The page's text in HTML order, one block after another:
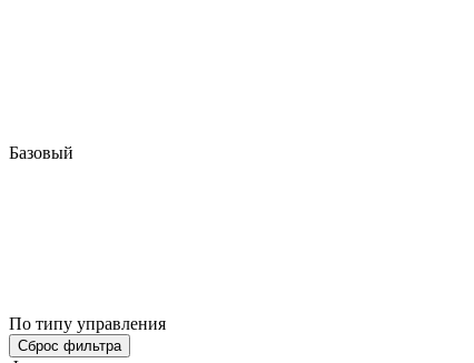
Базовый
По типу управления
Сброс фильтра